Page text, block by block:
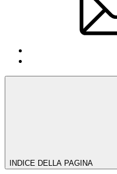
INDICE DELLA PAGINA